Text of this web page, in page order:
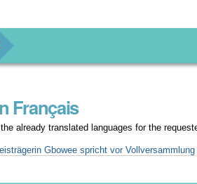
Français
already translated languages for the
Gbowee spricht vor Vollversammlung